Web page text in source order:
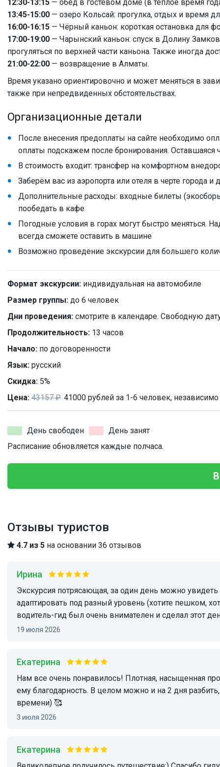
12:30-13:15 — обед в гостевом доме (в тёплое время
13:45-15:00 — озеро Кольсай: прогулка, отдых и время
16:00-16:15 — Чёрный каньон: короткая остановка для
17:00-19:00 — Чарынский каньон: спуск в Долину
прогуляться по верхней части каньона. Также иногда
21:00-22:00 — возвращение в Алматы.
Время указано ориентировочно и может меняться в
также при непредвиденных обстоятельствах.
Организационные детали
После внесения предоплаты на сайте необходимо
оплаты подскажем после бронирования. Оставшаяся
В стоимость входит: трансфер на комфортном
Заберём вас из аэропорта или отеля в черте города и
Дополнительные расходы: входные билеты
пообедать в кафе
Погодные условия в горах могут быстро
всегда сможете оставить в машине
Возможно проведение экскурсии для большего
Формат экскурсии: индивидуальная на автомобиле
Размер группы: до 6 человек
Дни проведения: смотрите в календаре. Свободную
Продолжительность: 13 часов
Начало: по договоренности
Язык: русский
Скидка: 5%
Цена: 43157 ₽ 41000 рублей за 1-6 человек, независимо
День свободен
День занят
Расписание обновляется каждые полчаса.
Отзывы туристов
4.7 из 5 на основании 36 отзывов
Ирина
Экскурсия потрясающая, за один день можно увидеть 4 локации сразу, не очень устать даже (если вы подготовлены). маршрут можно
адаптировать под разный уровень (хотите пешком,
водитель-гид был очень внимателен и сделал этот
19 июля 2026
Екатерина
нам все очень понравилось! Плотная, насыщенная программа! Много всего успели! Отличный заботливый и внимательный гид Ержан, отдельная
ему благодарность. В целом можно и на 2 дня
времени) 🥰
3 июля 2026
Екатерина